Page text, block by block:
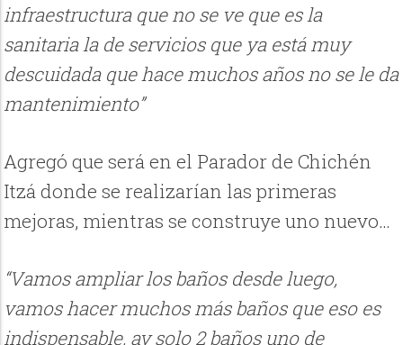
infraestructura que no se ve que es la
sanitaria la de servicios que ya está muy
descuidada que hace muchos años no se le da
mantenimiento”
Agregó que será en el Parador de Chichén
Itzá donde se realizarían las primeras
mejoras, mientras se construye uno nuevo…
“Vamos ampliar los baños desde luego,
vamos hacer muchos más baños que eso es
indispensable, ay solo 2 baños uno de